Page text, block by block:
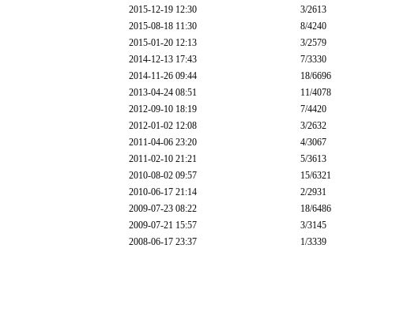
2015-12-19 12:30 3/2613
2015-08-18 11:30 8/4240
2015-01-20 12:13 3/2579
2014-12-13 17:43 7/3330
2014-11-26 09:44 18/6696
2013-04-24 08:51 11/4078
2012-09-10 18:19 7/4420
2012-01-02 12:08 3/2632
2011-04-06 23:20 4/3067
2011-02-10 21:21 5/3613
2010-08-02 09:57 15/6321
2010-06-17 21:14 2/2931
2009-07-23 08:22 18/6486
2009-07-21 15:57 3/3145
2008-06-17 23:37 1/3339